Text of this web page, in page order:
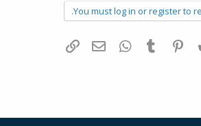
You must log in or register to
Reddit
Pinterest
Tumblr
WhatsAppדואר אלקטרוני